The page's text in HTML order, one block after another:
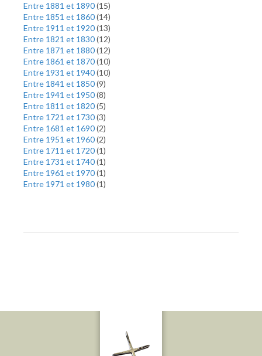
Entre 1881 et 1890(15)
Entre 1851 et 1860(14)
Entre 1911 et 1920(13)
Entre 1821 et 1830(12)
Entre 1871 et 1880(12)
Entre 1861 et 1870(10)
Entre 1931 et 1940(10)
Entre 1841 et 1850(9)
Entre 1941 et 1950(8)
Entre 1811 et 1820(5)
Entre 1721 et 1730(3)
Entre 1681 et 1690(2)
Entre 1951 et 1960(2)
Entre 1711 et 1720(1)
Entre 1731 et 1740(1)
Entre 1961 et 1970(1)
Entre 1971 et 1980(1)